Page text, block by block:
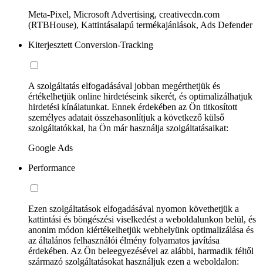
Meta-Pixel, Microsoft Advertising, creativecdn.com
(RTBHouse), Kattintásalapú termékajánlások, Ads Defender
Kiterjesztett Conversion-Tracking
A szolgáltatás elfogadásával jobban megérthetjük és
értékelhetjük online hirdetéseink sikerét, és optimalizálhatjuk
hirdetési kínálatunkat. Ennek érdekében az Ön titkosított
személyes adatait összehasonlítjuk a következő külső
szolgáltatókkal, ha Ön már használja szolgáltatásaikat:
Google Ads
Performance
Ezen szolgáltatások elfogadásával nyomon követhetjük a
kattintási és böngészési viselkedést a weboldalunkon belül, és
anonim módon kiértékelhetjük webhelyünk optimalizálása és
az általános felhasználói élmény folyamatos javítása
érdekében. Az Ön beleegyezésével az alábbi, harmadik féltől
származó szolgáltatásokat használjuk ezen a weboldalon: